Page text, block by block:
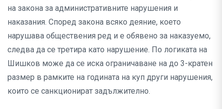
на закона за административните нарушения и
наказания. Според закона всяко деяние, което
нарушава обществения ред и е обявено за наказуемо,
следва да се третира като нарушение. По логиката на
Шишков може да се иска ограничаване на до 3-кратен
размер в рамките на годината на куп други нарушения,
които се санкционират задължително.